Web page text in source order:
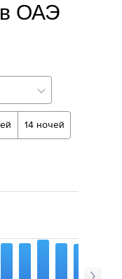
ОАЭ
14 ночей